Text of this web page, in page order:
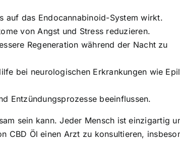
auf das Endocannabinoid-System wirkt.
von Angst und Stress reduzieren.
Regeneration während der Nacht zu
bei neurologischen Erkrankungen wie
Entzündungsprozesse beeinflussen.
sein kann. Jeder Mensch ist einzigartig
CBD Öl einen Arzt zu konsultieren,